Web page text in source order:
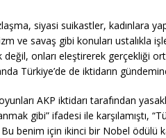
siyasi suikastler, kadınlara
ve savaş gibi konuları ustalıkla
değil, onları eleştirerek gerçekliği
Türkiye’de de iktidarın
AKP iktidarı tarafından
gibi” ifadesi ile karşılamıştı,
benim için ikinci bir Nobel ödülü